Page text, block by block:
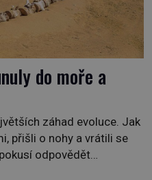
do moře a
záhad evoluce. Jak
přišli o nohy a vrátili se
odpovědět